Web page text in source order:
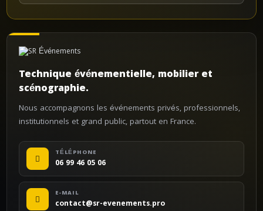
Technique événementielle, mobilier et
scénographie.
Nous accompagnons les événements privés, professionnels,
institutionnels et grand public, partout en France.
TÉLÉPHONE
06 99 46 05 06
E-MAIL
contact@sr-evenements.pro